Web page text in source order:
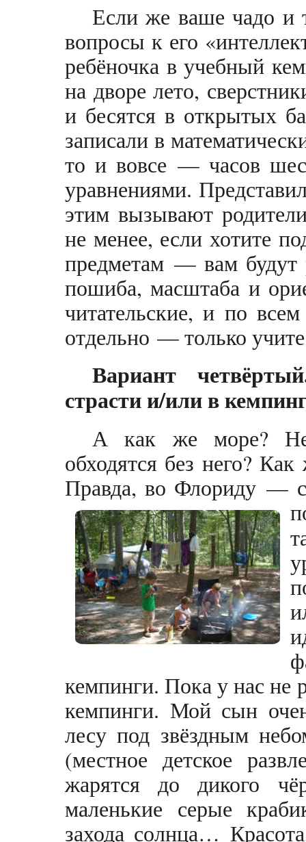
Если же ваше чадо и
вопросы к его
ребёночка в учебный
на дворе лето,
и бесятся в открытых
записали в
то и вовсе — часов
уравнениями.
этим вызывают
не менее, если хотите
предметам — вам будут
пошиба, масштаба и
читательские, и по
отдельно — только
Вариант
страсти и/или в
А как же море?
обходятся без него?
Правда, во Флориду —
кемпинги. Пока у нас не
кемпинги. Мой сын
лесу под звёздным
(местное детское
жарятся до дикого
маленькие серые
захода солнца…